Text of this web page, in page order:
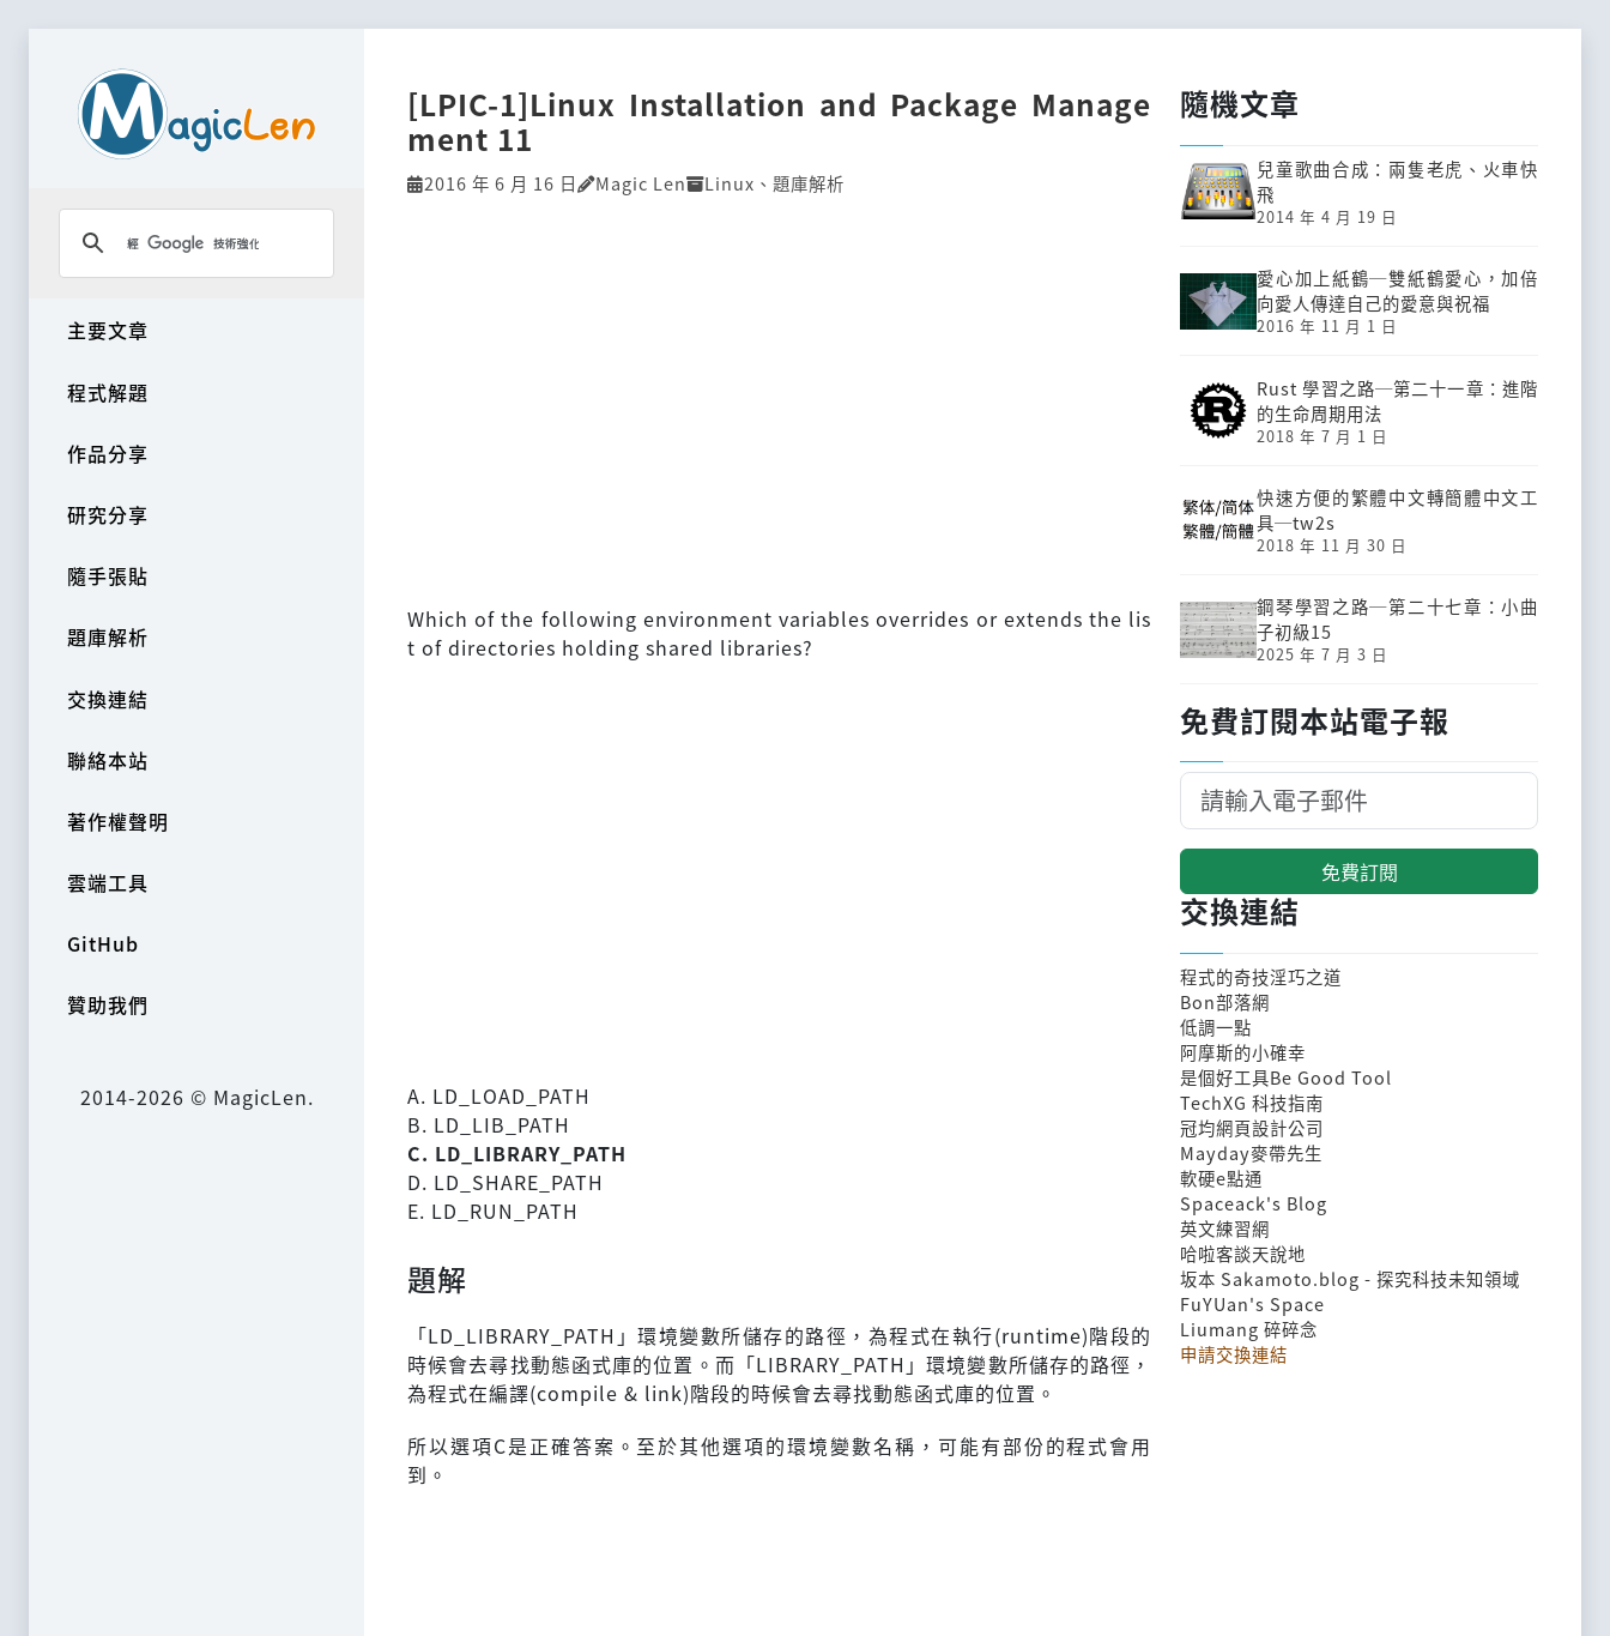
主要文章
程式解題
作品分享
研究分享
隨手張貼
題庫解析
交換連結
聯絡本站
著作權聲明
雲端工具
GitHub
贊助我們
2014-2026 © MagicLen.
[LPIC-1]Linux Installation and Package Manage
ment 11
2016 年 6 月 16 日 Magic Len Linux 、 題庫解析
Which of the following environment variables overrides or extends the lis
t of directories holding shared libraries?
A. LD_LOAD_PATH
B. LD_LIB_PATH
C. LD_LIBRARY_PATH
D. LD_SHARE_PATH
E. LD_RUN_PATH
題解
「LD_LIBRARY_PATH」環境變數所儲存的路徑，為程式在執行(runtime)階段的
時候會去尋找動態函式庫的位置。而「LIBRARY_PATH」環境變數所儲存的路徑，
為程式在編譯(compile & link)階段的時候會去尋找動態函式庫的位置。
所以選項C是正確答案。至於其他選項的環境變數名稱，可能有部份的程式會用
到。
隨機文章
兒童歌曲合成：兩隻老虎、火車快
飛
2014 年 4 月 19 日
愛心加上紙鶴─雙紙鶴愛心，加倍
向愛人傳達自己的愛意與祝福
2016 年 11 月 1 日
Rust 學習之路─第二十一章：進階
的生命周期用法
2018 年 7 月 1 日
快速方便的繁體中文轉簡體中文工
具─tw2s
2018 年 11 月 30 日
鋼琴學習之路─第二十七章：小曲
子初級15
2025 年 7 月 3 日
免費訂閱本站電子報
免費訂閱
交換連結
程式的奇技淫巧之道
Bon部落網
低調一點
阿摩斯的小確幸
是個好工具Be Good Tool
TechXG 科技指南
冠均網頁設計公司
Mayday麥帶先生
軟硬e點通
Spaceack's Blog
英文練習網
哈啦客談天說地
坂本 Sakamoto.blog - 探究科技未知領域
FuYUan's Space
Liumang 碎碎念
申請交換連結